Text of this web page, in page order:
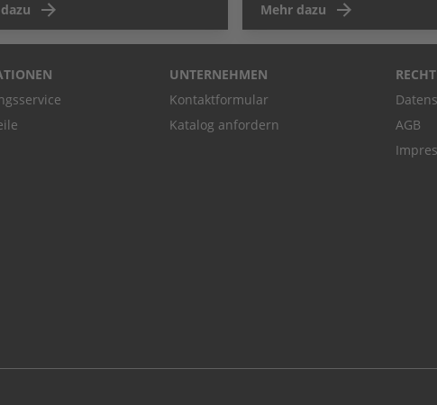
Mehr dazu
UNTERNEHMEN
Kontaktformular
Katalog anfordern
AGB